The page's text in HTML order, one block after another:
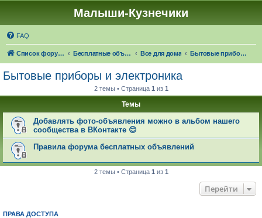
Малыши-Кузнечики
FAQ
Список форумов Бесплатные объявления Все для дома Бытовые приборы и электроника
Бытовые приборы и электроника
2 темы • Страница 1 из 1
Темы
Добавлять фото-объявления можно в альбом нашего
сообщества в ВКонтакте 😊
Правила форума бесплатных объявлений
2 темы • Страница 1 из 1
Перейти
ПРАВА ДОСТУПА